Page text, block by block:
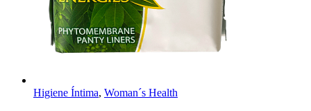
Higiene Íntima, Woman´s Health